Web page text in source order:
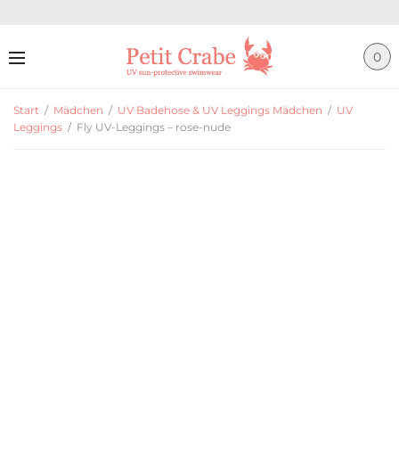
0
Start / Mädchen / UV Badehose & UV Leggings Mädchen / UV
Leggings / Fly UV-Leggings – rose-nude